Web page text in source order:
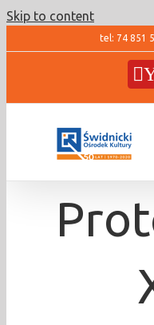
Skip to content
tel: 74 851